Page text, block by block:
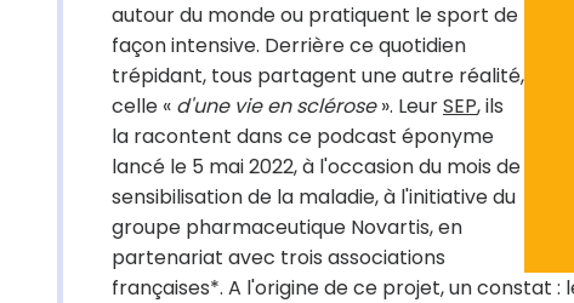
autour du monde ou pratiquent le sport de
façon intensive. Derrière ce quotidien
trépidant, tous partagent une autre réalité,
celle « d'une vie en sclérose». LeurSEP, ils
la racontent dans ce podcast éponyme
lancé le 5 mai 2022, à l'occasion du mois de
sensibilisation de la maladie, à l'initiative du
groupe pharmaceutique Novartis, en
partenariat avec trois associations
françaises*. A l'origine de ce projet, un constat